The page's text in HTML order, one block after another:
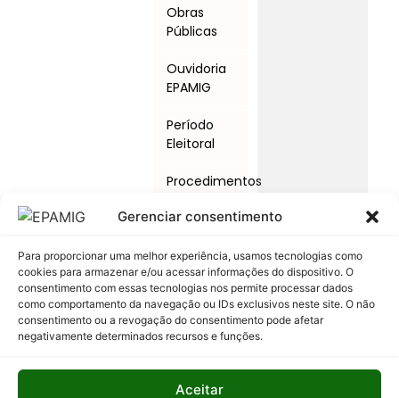
Gerenciar consentimento
Para proporcionar uma melhor experiência, usamos tecnologias como
cookies para armazenar e/ou acessar informações do dispositivo. O
consentimento com essas tecnologias nos permite processar dados
como comportamento da navegação ou IDs exclusivos neste site. O não
consentimento ou a revogação do consentimento pode afetar
negativamente determinados recursos e funções.
Aceitar
Obras
Públicas
Ouvidoria
EPAMIG
Período
Eleitoral
Procedimentos
e Ações
Relatório
Anual de
Atividades
Auditoria
Interna